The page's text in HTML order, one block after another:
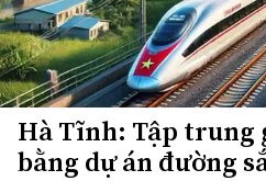
Hà Tĩnh: Tập trung
bằng dự án đường